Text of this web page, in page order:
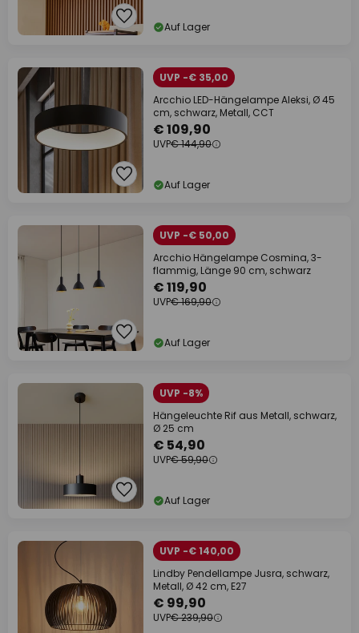
Auf Lager
UVP -€ 35,00
Arcchio LED-Hängelampe Aleksi, Ø 45
cm, schwarz, Metall, CCT
€ 109,90
UVP€ 144,90
Auf Lager
UVP -€ 50,00
Arcchio Hängelampe Cosmina, 3-
flammig, Länge 90 cm, schwarz
€ 119,90
UVP€ 169,90
Auf Lager
UVP -8%
Hängeleuchte Rif aus Metall, schwarz,
Ø 25 cm
€ 54,90
UVP€ 59,90
Auf Lager
UVP -€ 140,00
Lindby Pendellampe Jusra, schwarz,
Metall, Ø 42 cm, E27
€ 99,90
UVP€ 239,90